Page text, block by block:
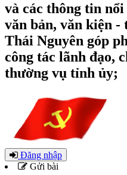
và các thông tin
văn bản, văn kiện
Thái Nguyên góp
công tác lãnh đạo,
thường vụ tỉnh ủy;
Đăng nhập
Gửi bài